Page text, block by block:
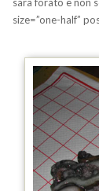
size=”one-half”